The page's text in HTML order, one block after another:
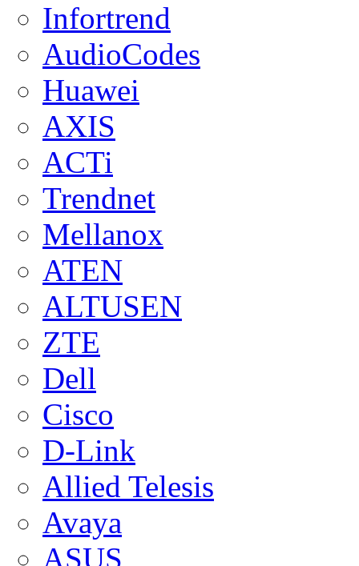
Infortrend
AudioCodes
Huawei
AXIS
ACTi
Trendnet
Mellanox
ATEN
ALTUSEN
ZTE
Dell
Cisco
D-Link
Allied Telesis
Avaya
ASUS